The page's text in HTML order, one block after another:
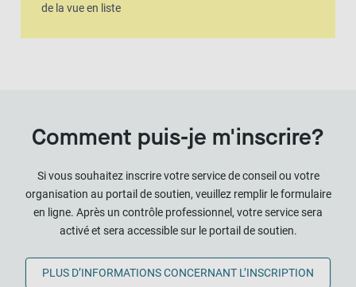
de la vue en liste
Comment puis-je m'inscrire?
Si vous souhaitez inscrire votre service de conseil ou votre
organisation au portail de soutien, veuillez remplir le formulaire
en ligne. Après un contrôle professionnel, votre service sera
activé et sera accessible sur le portail de soutien.
PLUS D’INFORMATIONS CONCERNANT L’INSCRIPTION